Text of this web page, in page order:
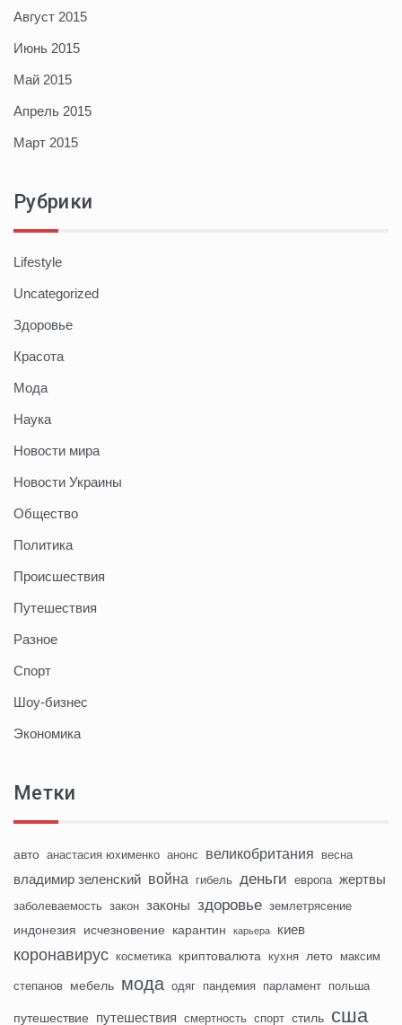
Август 2015
Июнь 2015
Май 2015
Апрель 2015
Март 2015
Рубрики
Lifestyle
Uncategorized
Здоровье
Красота
Мода
Наука
Новости мира
Новости Украины
Общество
Политика
Происшествия
Путешествия
Разное
Спорт
Шоу-бизнес
Экономика
Метки
авто анастасия юхименко анонс великобритания весна
владимир зеленский война гибель деньги европа жертвы
заболеваемость закон законы здоровье землетрясение
индонезия исчезновение карантин карьера киев
коронавирус косметика криптовалюта кухня лето максим
степанов мебель мода одяг пандемия парламент польша
путешествие путешествия смертность спорт стиль сша